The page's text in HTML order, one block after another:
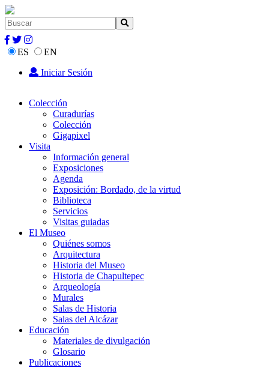
ES
EN
Iniciar Sesión
Colección
Curadurías
Colección
Gigapixel
Visita
Información general
Exposiciones
Agenda
Exposición: Bordado, de la virtud
Biblioteca
Servicios
Visitas guiadas
El Museo
Quiénes somos
Arquitectura
Historia del Museo
Historia de Chapultepec
Arqueología
Murales
Salas de Historia
Salas del Alcázar
Educación
Materiales de divulgación
Glosario
Publicaciones